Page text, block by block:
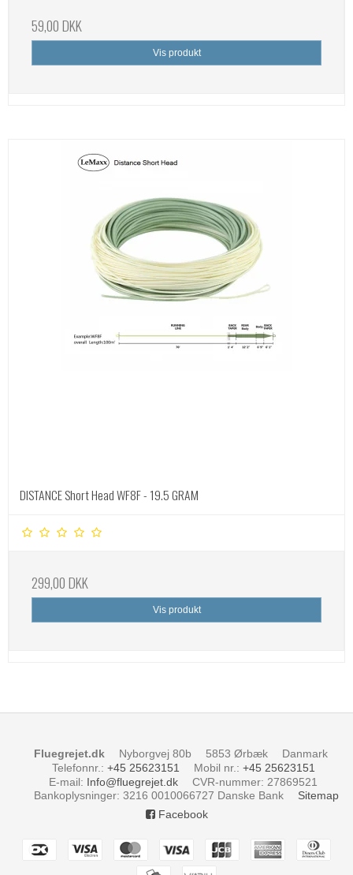
59,00 DKK
Vis produkt
DISTANCE Short Head WF8F - 19.5 GRAM
299,00 DKK
Vis produkt
Fluegrejet.dk Nyborgvej 80b 5853 Ørbæk
Danmark
Telefonnr. : +45 25623151 Mobil nr. : +45 25623151
E-mail: Info@fluegrejet.dk CVR-nummer: 27869521
Bankoplysninger: 3216 0010066727 Danske Bank
Sitemap
Facebook